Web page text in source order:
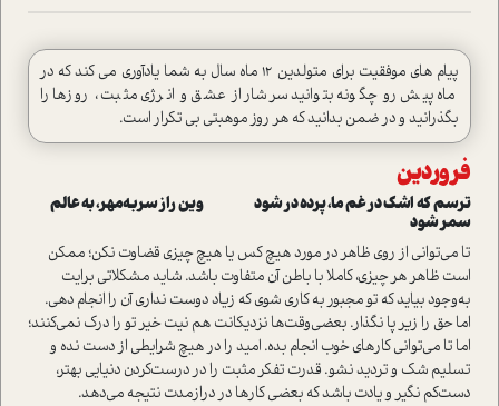
پیام های موفقیت برای متولدین 12 ماه سال به شما یادآوری می کند که در
ماه پیش رو چگونه بتوانید سرشار از عشق و انرژی مثبت ، روزها را
بگذرانید و در ضمن بدانید که هر روز موهبتی بی تکرار است.
فروردین
ترسم که اشک در غم ما، پرده در شود وین راز سر‌به‌مهر، به عالم
سمر شود
تا می‌توانی از روی ظاهر در مورد هیچ‌ کس یا هیچ چیزی قضاوت نکن؛ ممکن
است ظاهر هر چیزی، کاملا با باطن آن متفاوت باشد. شاید مشکلاتی برایت
به‌وجود بیاید که تو مجبور به کاری شوی که زیاد دوست نداری آن را انجام دهی.
اما حق را زیر پا نگذار. بعضی‌وقت‌ها نزدیکانت هم نیت خیر تو را درک نمی‌کنند؛
اما تا می‌توانی کارهای خوب انجام بده. امید را در هیچ شرایطی از دست نده و
تسلیم شک و تردید نشو. قدرت تفکر مثبت را در درست‌کردن دنیایی بهتر،
دست‌کم نگیر و یادت باشد که بعضی کارها در دراز‌مدت نتیجه می‌دهد.